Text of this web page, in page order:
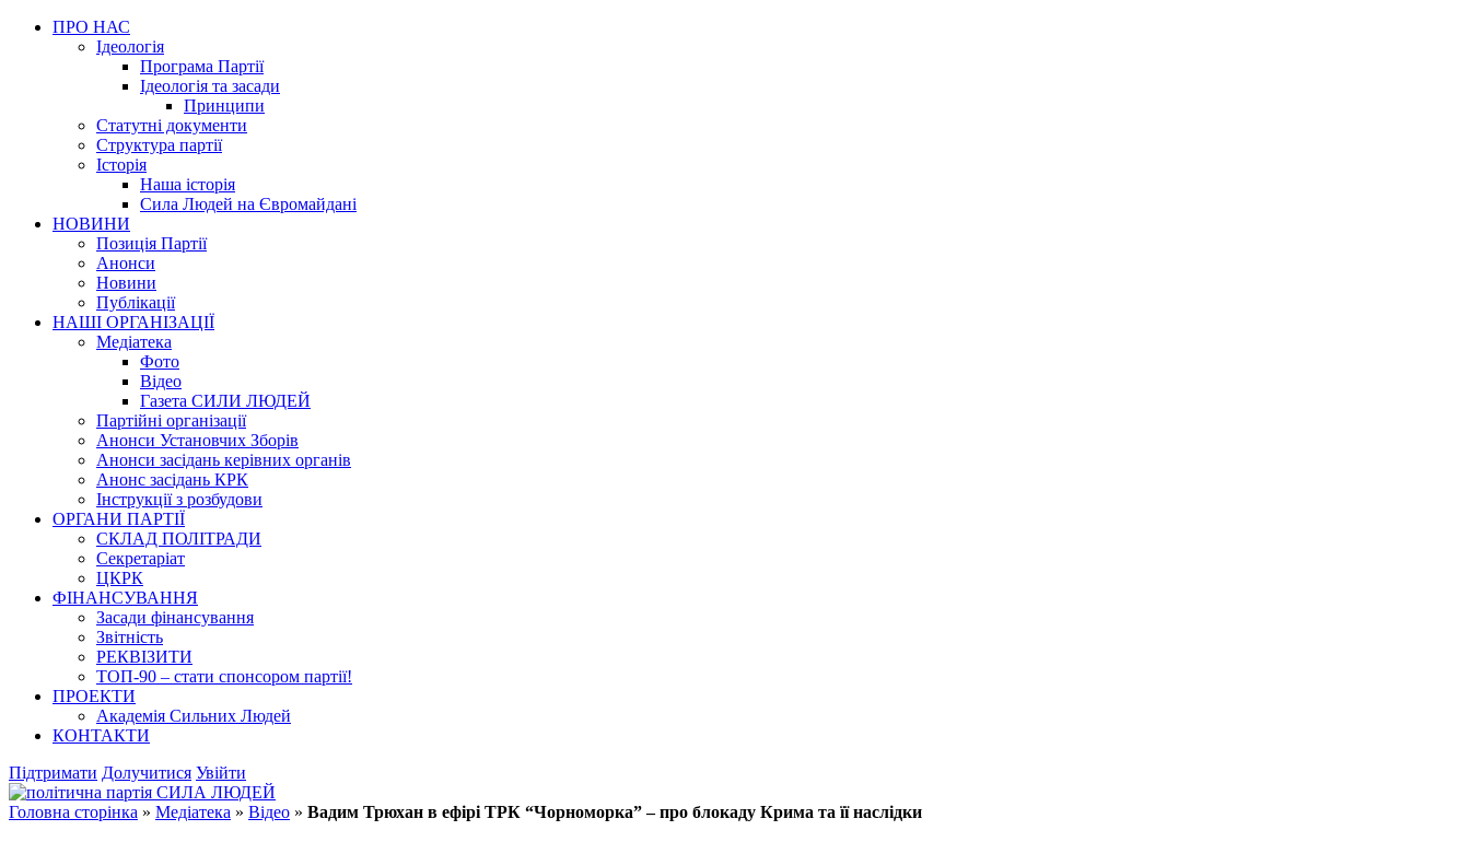
ПРО НАС
Ідеологія
Програма Партії
Ідеологія та засади
Принципи
Статутні документи
Структура партії
Історія
Наша історія
Сила Людей на Євромайдані
НОВИНИ
Позиція Партії
Анонси
Новини
Публікації
НАШІ ОРГАНІЗАЦІЇ
Медіатека
Фото
Відео
Газета СИЛИ ЛЮДЕЙ
Партійні організації
Анонси Установчих Зборів
Анонси засідань керівних органів
Анонс засідань КРК
Інструкції з розбудови
ОРГАНИ ПАРТІЇ
СКЛАД ПОЛІТРАДИ
Секретаріат
ЦКРК
ФІНАНСУВАННЯ
Засади фінансування
Звітність
РЕКВІЗИТИ
ТОП-90 – стати спонсором партії!
ПРОЕКТИ
Академія Сильних Людей
КОНТАКТИ
Підтримати Долучитися Увійти
Головна сторінка » Медіатека » Відео » Вадим Трюхан в ефірі ТРК “Чорноморка” – про блокаду Крима та її наслідки